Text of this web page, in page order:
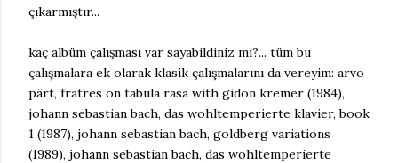
çıkarmıştır...
kaç albüm çalışması var sayabildiniz mi?... tüm bu
çalışmalara ek olarak klasik çalışmalarını da vereyim: arvo
pärt, fratres on tabula rasa with gidon kremer (1984),
johann sebastian bach, das wohltemperierte klavier, book
1 (1987), johann sebastian bach, goldberg variations
(1989), johann sebastian bach, das wohltemperierte